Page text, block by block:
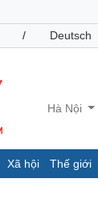
/ Deutsch
Hà Nội
Xã hội Thế giới